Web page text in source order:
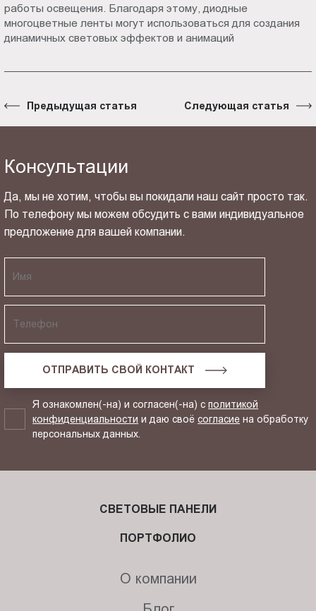
работы освещения. Благодаря этому, диодные
многоцветные ленты могут использоваться для создания
динамичных световых эффектов и анимаций
Предыдущая статья Следующая статья
Консультации
Да, мы не хотим, чтобы вы покидали наш сайт просто так.
По телефону мы можем обсудить с вами индивидуальное
предложение для вашей компании.
ОТПРАВИТЬ СВОЙ КОНТАКТ
Я ознакомлен(-на) и согласен(-на) сполитикой
конфиденциальности и даю своёсогласие на обработку
персональных данных.
СВЕТОВЫЕ ПАНЕЛИ
ПОРТФОЛИО
О компании